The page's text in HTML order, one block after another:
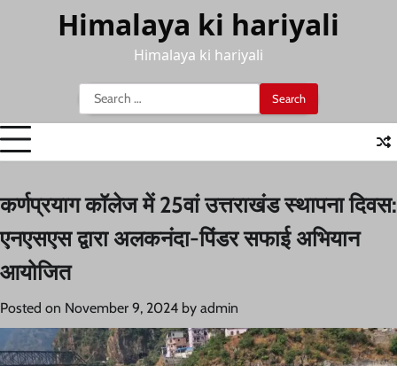
Himalaya ki hariyali
Himalaya ki hariyali
Search
for:
कर्णप्रयाग कॉलेज में 25वां उत्तराखंड स्थापना दिवस:
एनएसएस द्वारा अलकनंदा-पिंडर सफाई अभियान
आयोजित
Posted on November 9, 2024 by admin